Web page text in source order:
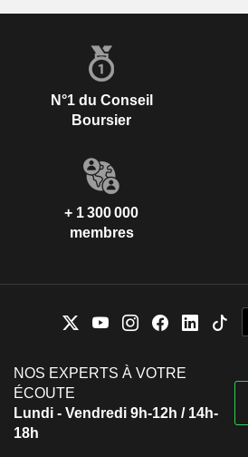
N°1 du Conseil
Boursier
+ 1 300 000
membres
NOS EXPERTS À VOTRE
ÉCOUTE
Lundi - Vendredi 9h-12h / 14h-
18h